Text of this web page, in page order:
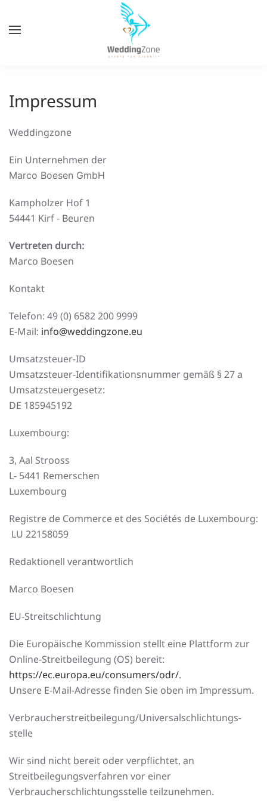
Impressum
Weddingzone
Ein Unternehmen der
Marco Boesen GmbH
Kampholzer Hof 1
54441 Kirf - Beuren
Vertreten durch:
Marco Boesen
Kontakt
Telefon: 49 (0) 6582 200 9999
E-Mail: info@weddingzone.eu
Umsatzsteuer-ID
Umsatzsteuer-Identifikationsnummer gemäß § 27 a
Umsatzsteuergesetz:
DE 185945192
Luxembourg:
3, Aal Strooss
L- 5441 Remerschen
Luxembourg
Registre de Commerce et des Sociétés de Luxembourg:
LU 22158059
Redaktionell verantwortlich
Marco Boesen
EU-Streitschlichtung
Die Europäische Kommission stellt eine Plattform zur
Online-Streitbeilegung (OS) bereit:
https://ec.europa.eu/consumers/odr/.
Unsere E-Mail-Adresse finden Sie oben im Impressum.
Verbraucher­streit­beilegung/Universal­schlichtungs­
stelle
Wir sind nicht bereit oder verpflichtet, an
Streitbeilegungsverfahren vor einer
Verbraucherschlichtungsstelle teilzunehmen.